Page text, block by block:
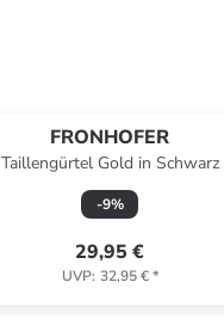
FRONHOFER
Taillengürtel Gold in Schwarz
-9%
29,95 €
UVP: 32,95 €*